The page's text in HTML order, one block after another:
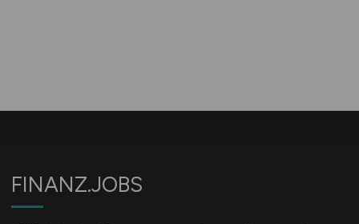
FINANZ.JOBS